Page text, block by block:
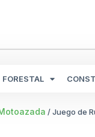
FORESTAL
/ Juego de